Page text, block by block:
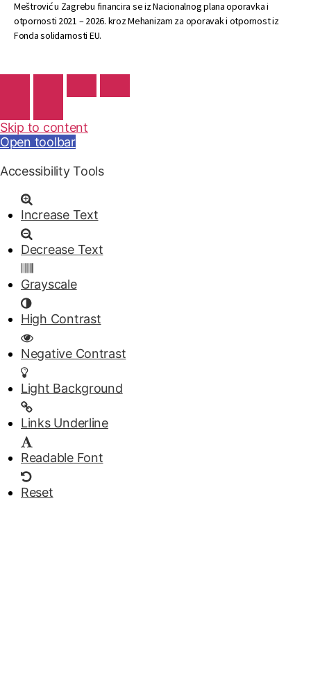
Meštrović u Zagrebu financira se iz Nacionalnog plana oporavka i
otpornosti 2021 – 2026. kroz Mehanizam za oporavak i otpornost iz
Fonda solidarnosti EU.
Skip to content
Open toolbar
Accessibility Tools
Increase Text
Decrease Text
Grayscale
High Contrast
Negative Contrast
Light Background
Links Underline
Readable Font
Reset